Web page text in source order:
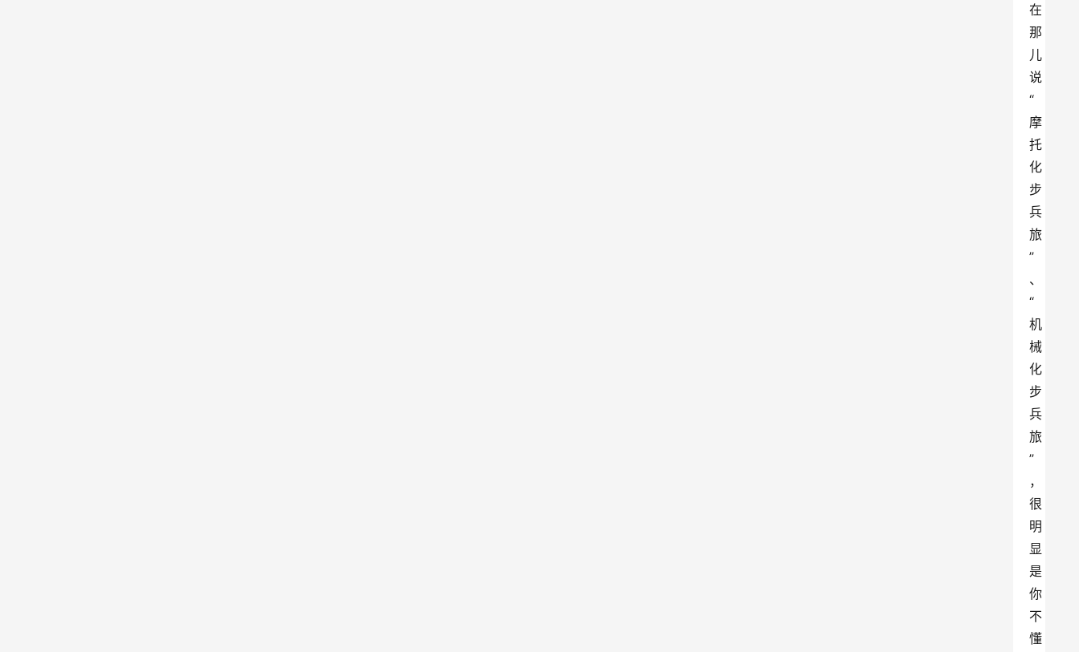
在
那
儿
说
“
摩
托
化
步
兵
旅
”
、
“
机
械
化
步
兵
旅
”
，
很
明
显
是
你
不
懂